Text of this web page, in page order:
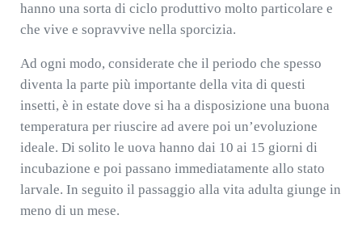
hanno una sorta di ciclo produttivo molto particolare e
che vive e sopravvive nella sporcizia.
Ad ogni modo, considerate che il periodo che spesso
diventa la parte più importante della vita di questi
insetti, è in estate dove si ha a disposizione una buona
temperatura per riuscire ad avere poi un’evoluzione
ideale. Di solito le uova hanno dai 10 ai 15 giorni di
incubazione e poi passano immediatamente allo stato
larvale. In seguito il passaggio alla vita adulta giunge in
meno di un mese.